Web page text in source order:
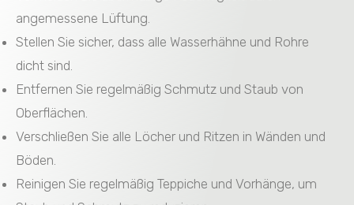
angemessene Lüftung.
Stellen Sie sicher, dass alle Wasserhähne und Rohre
dicht sind.
Entfernen Sie regelmäßig Schmutz und Staub von
Oberflächen.
Verschließen Sie alle Löcher und Ritzen in Wänden und
Böden.
Reinigen Sie regelmäßig Teppiche und Vorhänge, um